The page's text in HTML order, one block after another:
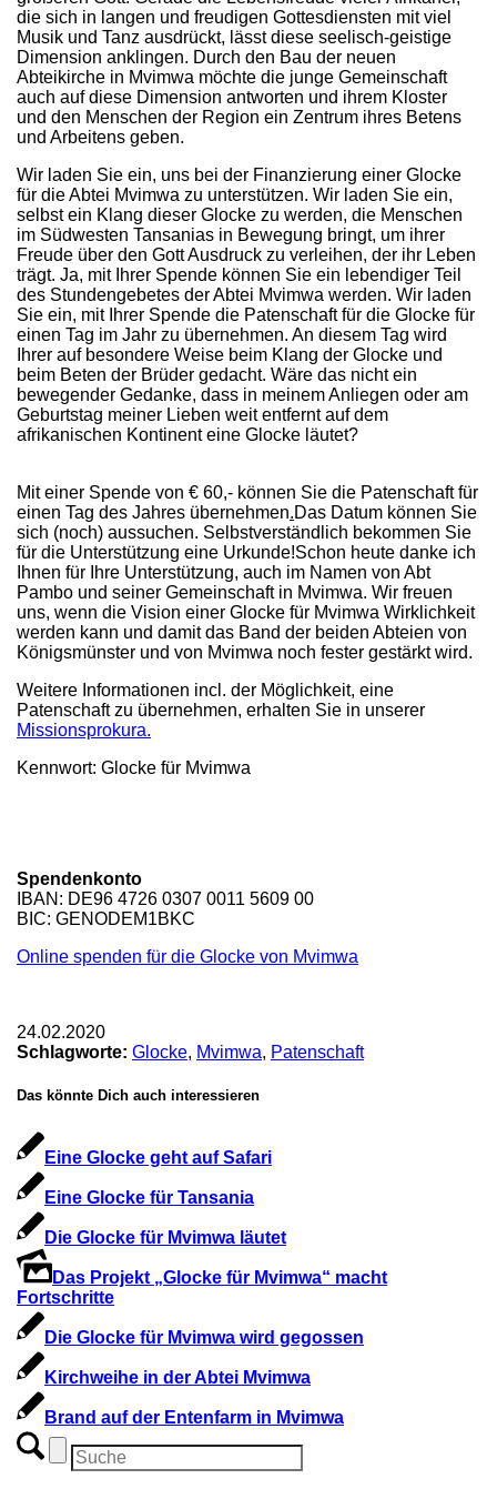
die sich in langen und freudigen Gottesdiensten mit viel
Musik und Tanz ausdrückt, lässt diese seelisch-geistige
Dimension anklingen. Durch den Bau der neuen
Abteikirche in Mvimwa möchte die junge Gemeinschaft
auch auf diese Dimension antworten und ihrem Kloster
und den Menschen der Region ein Zentrum ihres Betens
und Arbeitens geben.
Wir laden Sie ein, uns bei der Finanzierung einer Glocke
für die Abtei Mvimwa zu unterstützen. Wir laden Sie ein,
selbst ein Klang dieser Glocke zu werden, die Menschen
im Südwesten Tansanias in Bewegung bringt, um ihrer
Freude über den Gott Ausdruck zu verleihen, der ihr Leben
trägt. Ja, mit Ihrer Spende können Sie ein lebendiger Teil
des Stundengebetes der Abtei Mvimwa werden. Wir laden
Sie ein, mit Ihrer Spende die Patenschaft für die Glocke für
einen Tag im Jahr zu übernehmen. An diesem Tag wird
Ihrer auf besondere Weise beim Klang der Glocke und
beim Beten der Brüder gedacht. Wäre das nicht ein
bewegender Gedanke, dass in meinem Anliegen oder am
Geburtstag meiner Lieben weit entfernt auf dem
afrikanischen Kontinent eine Glocke läutet?
Mit einer Spende von € 60,- können Sie die Patenschaft für
einen Tag des Jahres übernehmen.Das Datum können Sie
sich (noch) aussuchen. Selbstverständlich bekommen Sie
für die Unterstützung eine Urkunde!Schon heute danke ich
Ihnen für Ihre Unterstützung, auch im Namen von Abt
Pambo und seiner Gemeinschaft in Mvimwa. Wir freuen
uns, wenn die Vision einer Glocke für Mvimwa Wirklichkeit
werden kann und damit das Band der beiden Abteien von
Königsmünster und von Mvimwa noch fester gestärkt wird.
Weitere Informationen incl. der Möglichkeit, eine
Patenschaft zu übernehmen, erhalten Sie in unserer
Missionsprokura.
Kennwort: Glocke für Mvimwa
Spendenkonto
IBAN: DE96 4726 0307 0011 5609 00
BIC: GENODEM1BKC
Online spenden für die Glocke von Mvimwa
24.02.2020
Schlagworte: Glocke, Mvimwa, Patenschaft
Das könnte Dich auch interessieren
Eine Glocke geht auf Safari
Eine Glocke für Tansania
Die Glocke für Mvimwa läutet
Das Projekt „Glocke für Mvimwa“ macht
Fortschritte
Die Glocke für Mvimwa wird gegossen
Kirchweihe in der Abtei Mvimwa
Brand auf der Entenfarm in Mvimwa